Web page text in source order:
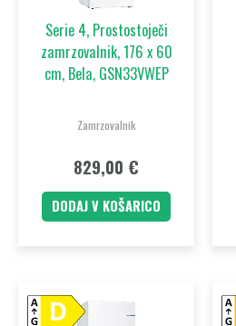
Serie 4, Prostostoječi
zamrzovalnik, 176 x 60
cm, Bela, GSN33VWEP
Zamrzovalnik
829,00 €
DODAJ V KOŠARICO